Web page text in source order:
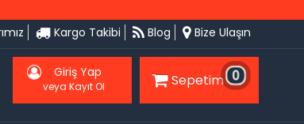
Kargo Takibi Blog Bize Ulaşın
Giriş Yap
veya Kayıt Ol Sepetim 0